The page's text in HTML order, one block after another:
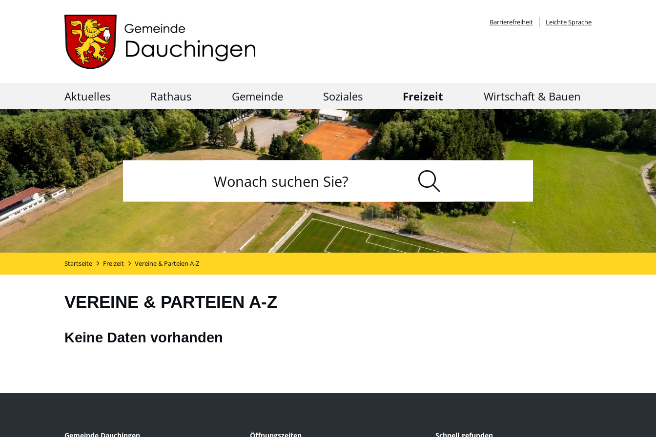
Barrierefreiheit Leichte Sprache
Aktuelles Rathaus Gemeinde Soziales Freizeit Wirtschaft & Bauen
Startseite Freizeit Vereine & Parteien A-Z
VEREINE & PARTEIEN A-Z
Keine Daten vorhanden